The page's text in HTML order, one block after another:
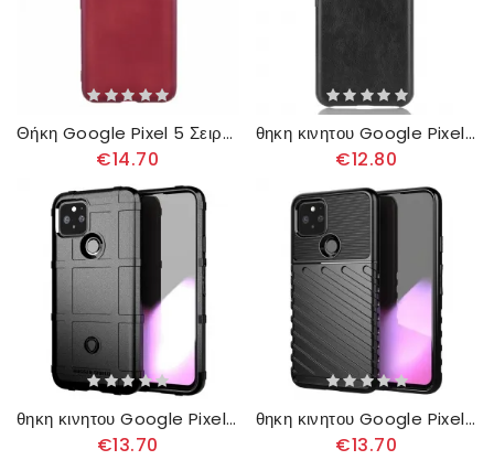
Θήκη Google Pixel 5 Σειρά Guardian Mat
€14.70
θηκη κινητου Google Pixel 5 Δερμάτινο Εφέ Litchi Performance
€12.80
θηκη κινητου Google Pixel 5 Ανθεκτική Ασπίδα
€13.70
θηκη κινητου Google Pixel 5 Σειρά Thunder
€13.70